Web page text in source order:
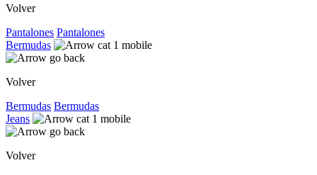
Volver
Pantalones Pantalones
Bermudas
Volver
Bermudas Bermudas
Jeans
Volver